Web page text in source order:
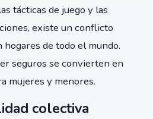
tácticas de juego y las
existe un conflicto
de todo el mundo.
seguros se convierten en
mujeres y menores.
colectiva